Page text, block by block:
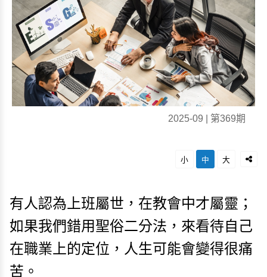
2025-09 | 第369期
小 中 大
有人認為上班屬世，在教會中才屬靈；
如果我們錯用聖俗二分法，來看待自己
在職業上的定位，人生可能會變得很痛
苦。